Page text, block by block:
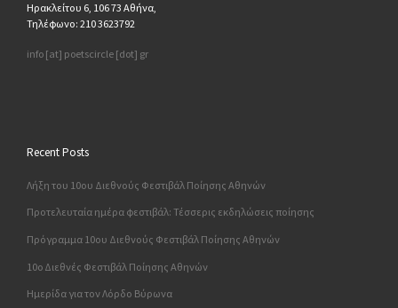
Ηρακλείτου 6, 106 73 Αθήνα,
Τηλέφωνο: 210 3623792
info [at] poetscircle [dot] gr
Recent Posts
Λήξη του 10ου Διεθνούς Φεστιβάλ Ποίησης Αθηνών
Προτελευταία ημέρα φεστιβάλ: Τέσσερις εκδηλώσεις ποίησης
Πρόγραμμα 10ου Διεθνούς Φεστιβάλ Ποίησης Αθηνών
10o Διεθνές Φεστιβάλ Ποίησης Αθηνών
Ημερίδα για τον Λόρδο Βύρωνα